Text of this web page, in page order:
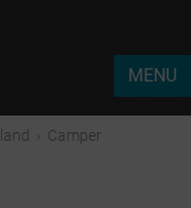
MENU
› Camper